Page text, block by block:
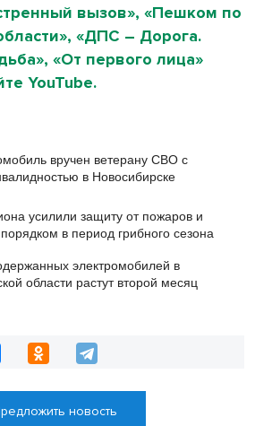
вызов», «Пешком по
«ДПС – Дорога.
«От первого лица»
YouTube.
вручен ветерану СВО с
в Новосибирске
усилили защиту от пожаров и
в период грибного сезона
электромобилей в
области растут второй месяц
новость